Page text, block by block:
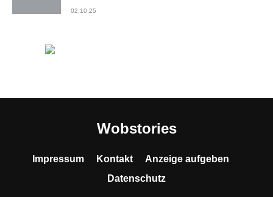
02.10.25
Wobstories
Impressum Kontakt
Anzeige aufgeben
Datenschutz